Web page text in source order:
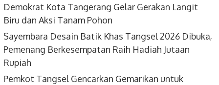
Demokrat Kota Tangerang Gelar Gerakan Langit
Biru dan Aksi Tanam Pohon
Sayembara Desain Batik Khas Tangsel 2026 Dibuka,
Pemenang Berkesempatan Raih Hadiah Jutaan
Rupiah
Pemkot Tangsel Gencarkan Gemarikan untuk